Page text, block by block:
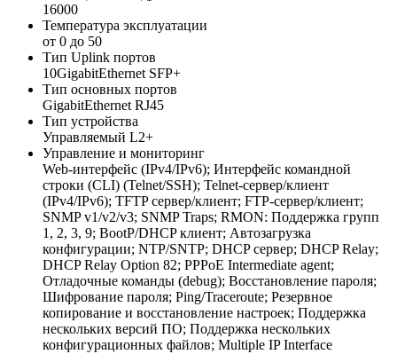
16000
Температура эксплуатации
от 0 до 50
Тип Uplink портов
10GigabitEthernet SFP+
Тип основных портов
GigabitEthernet RJ45
Тип устройства
Управляемый L2+
Управление и мониторинг
Web-интерфейс (IPv4/IPv6); Интерфейс командной
строки (CLI) (Telnet/SSH); Telnet-сервер/клиент
(IPv4/IPv6); TFTP сервер/клиент; FTP-сервер/клиент;
SNMP v1/v2/v3; SNMP Traps; RMON: Поддержка групп
1, 2, 3, 9; BootP/DHCP клиент; Автозагрузка
конфигурации; NTP/SNTP; DHCP сервер; DHCP Relay;
DHCP Relay Option 82; PPPoE Intermediate agent;
Отладочные команды (debug); Восстановление пароля;
Шифрование пароля; Ping/Traceroute; Резервное
копирование и восстановление настроек; Поддержка
нескольких версий ПО; Поддержка нескольких
конфигурационных файлов; Multiple IP Interface